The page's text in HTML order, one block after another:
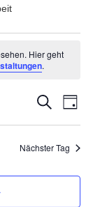
Hier geht
.
Suche
und
Suche
Tag
Nächster Tag